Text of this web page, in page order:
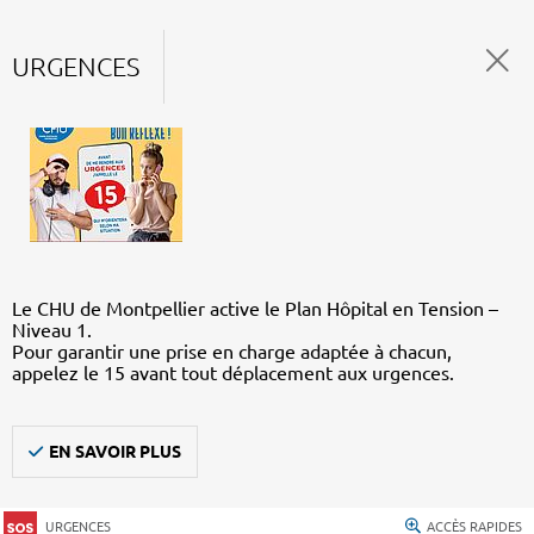
URGENCES
Le CHU de Montpellier active le Plan Hôpital en Tension –
Niveau 1.
Pour garantir une prise en charge adaptée à chacun,
appelez le 15 avant tout déplacement aux urgences.
EN SAVOIR PLUS
URGENCES ACCÈS RAPIDES